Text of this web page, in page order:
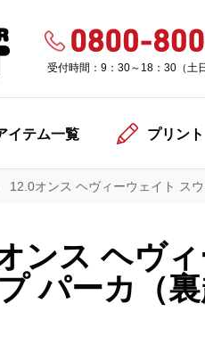
受付時間：9：30～18：30（土
イテム一覧 プリン
12.0オンス ヘヴィーウェイト ス
ンス ヘヴ
パーカ（裏